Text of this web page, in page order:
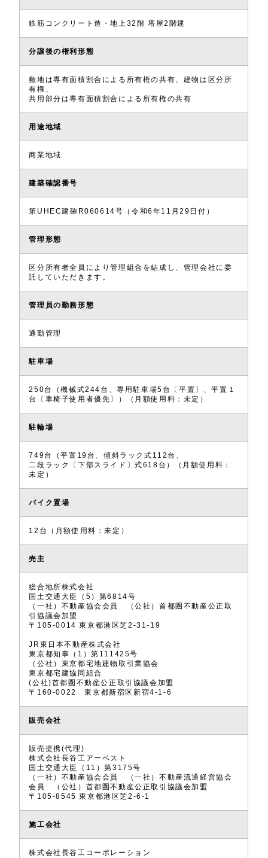
鉄筋コンクリート造・地上32階 塔屋2階建
分譲後の権利形態
敷地は専有面積割合による所有権の共有、建物は区分所
有権、
共用部分は専有面積割合による所有権の共有
用途地域
商業地域
建築確認番号
第UHEC建確R060614号（令和6年11月29日付）
管理形態
区分所有者全員により管理組合を結成し、管理会社に委
託していただきます。
管理員の勤務形態
通勤管理
駐車場
250台（機械式244台、専用駐車場5台〔平置〕、平置１
台〔車椅子使用者優先〕）（月額使用料：未定）
駐輪場
749台（平置19台、傾斜ラック式112台、
二段ラック〔下部スライド〕式618台）（月額使用料：
未定）
バイク置場
12台（月額使用料：未定）
売主
総合地所株式会社
国土交通大臣（5）第6814号
（一社）不動産協会会員 （公社）首都圏不動産公正取
引協議会加盟
〒105-0014 東京都港区芝2-31-19
JR東日本不動産株式会社
東京都知事（1）第111425号
（公社）東京都宅地建物取引業協会
東京都宅建協同組合
(公社)首都圏不動産公正取引協議会加盟
〒160-0022 東京都新宿区新宿4-1-6
販売会社
販売提携(代理)
株式会社長谷工アーベスト
国土交通大臣（11）第3175号
（一社）不動産協会会員 （一社）不動産流通経営協会
会員 （公社）首都圏不動産公正取引協議会加盟
〒105-8545 東京都港区芝2-6-1
施工会社
株式会社長谷工コーポレーション